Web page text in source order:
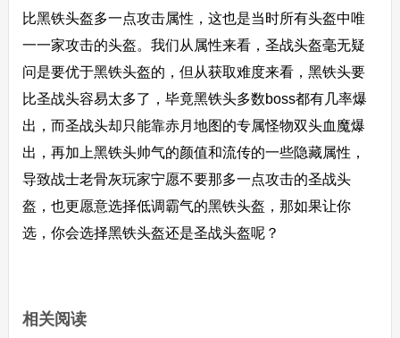
比黑铁头盔多一点攻击属性，这也是当时所有头盔中唯
一一家攻击的头盔。我们从属性来看，圣战头盔毫无疑
问是要优于黑铁头盔的，但从获取难度来看，黑铁头要
比圣战头容易太多了，毕竟黑铁头多数boss都有几率爆
出，而圣战头却只能靠赤月地图的专属怪物双头血魔爆
出，再加上黑铁头帅气的颜值和流传的一些隐藏属性，
导致战士老骨灰玩家宁愿不要那多一点攻击的圣战头
盔，也更愿意选择低调霸气的黑铁头盔，那如果让你
选，你会选择黑铁头盔还是圣战头盔呢？
相关阅读